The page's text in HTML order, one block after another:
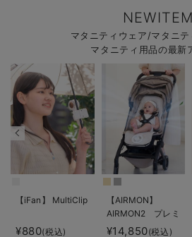
NEWITEM
マタニティウェア/マタニ
マタニティ用品の最新
【iFan】 MultiClip
¥880(税込)
【AIRMON】
AIRMON2 プレミ
アム
¥14,850(税込)